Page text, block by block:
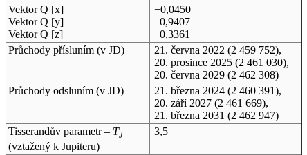
Vektor Q [x]
Vektor Q [y]
Vektor Q [z]
−0,0450
0,9407
0,3361
Průchody přísluním (v JD) 21. června 2022 (2 459 752),
20. prosince 2025(2 461 030),
20. června 2029(2 462 308)
Průchody odsluním (v JD) 21. března 2024(2 460 391),
20. září 2027(2 461 669),
21. března 2031 (2 462 947)
Tisserandův parametr – TJ
(vztažený k Jupiteru)
3,5